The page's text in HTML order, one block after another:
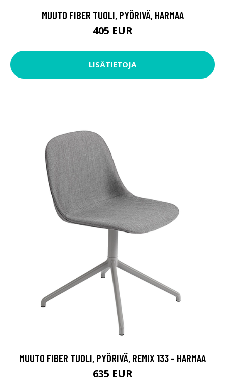
MUUTO FIBER TUOLI, PYÖRIVÄ, HARMAA
405 EUR
LISÄTIETOJA
MUUTO FIBER TUOLI, PYÖRIVÄ, REMIX 133 - HARMAA
635 EUR